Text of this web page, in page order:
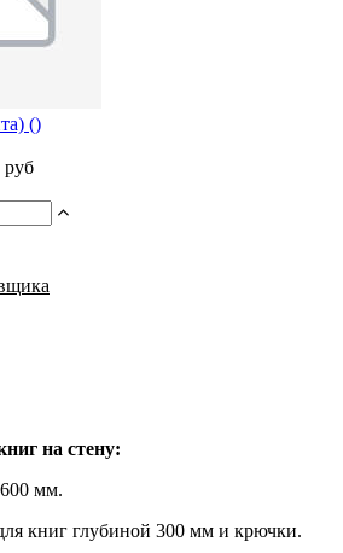
()
руб
на стену:
мм.
книг глубиной 300 мм и крючки.